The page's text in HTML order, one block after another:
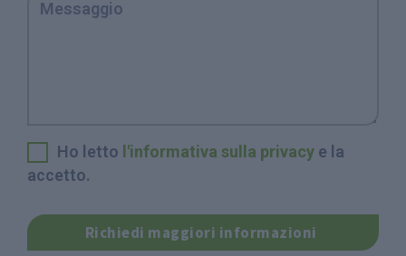
Ho letto l'informativa sulla privacy e la
accetto.
Richiedi maggiori informazioni